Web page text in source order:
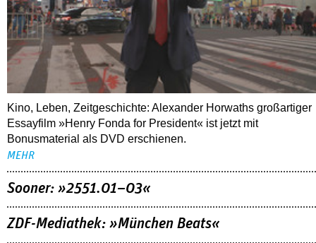
Kino, Leben, Zeitgeschichte: Alexander Horwaths großartiger
Essayfilm »Henry Fonda for President« ist jetzt mit
Bonusmaterial als DVD erschienen.
MEHR
Sooner: »2551.01–03«
ZDF-Mediathek: »München Beats«